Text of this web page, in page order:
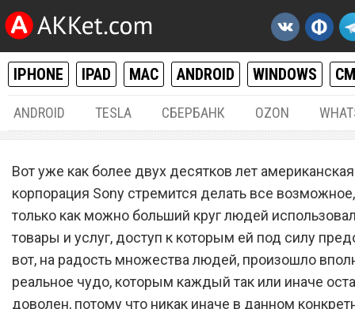
IPHONE IPAD MAC ANDROID WINDOWS
ANDROID TESLA СБЕРБАНК OZON
Sony PlayStation 5 Pro
ума весь мир
Вот уже как более двух десятков лет американская
корпорация Sony стремится делать все
только как можно больший круг людей
товары и услуг, доступ к которым ей под силу
вот, на радость множества людей, произошло
реальное чудо, которым каждый так или иначе
доволен, потому что никак иначе в данном